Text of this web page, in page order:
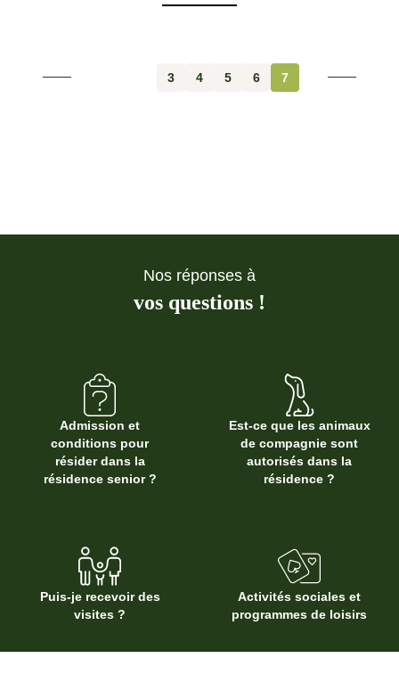
3 4 5 6 7
Nos réponses à
vos questions !
Admission et
conditions pour
résider dans la
résidence senior ?
Est-ce que les animaux
de compagnie sont
autorisés dans la
résidence ?
Puis-je recevoir des
visites ?
Activités sociales et
programmes de loisirs